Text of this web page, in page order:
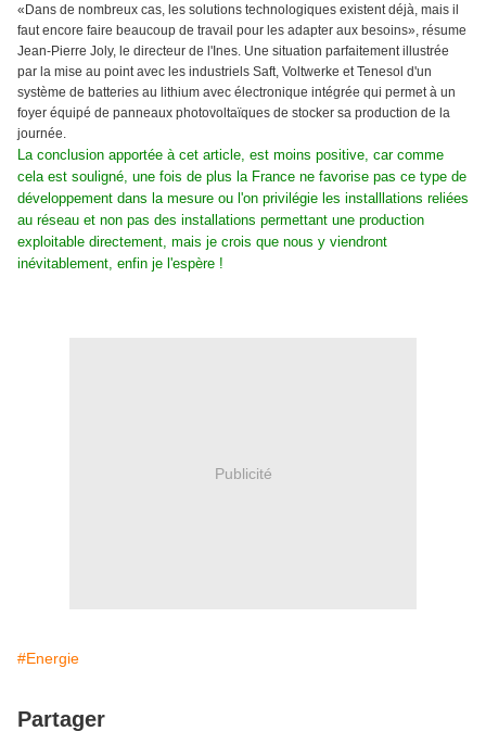
«Dans de nombreux cas, les solutions technologiques existent déjà, mais il
faut encore faire beaucoup de travail pour les adapter aux besoins», résume
Jean-Pierre Joly, le directeur de l'Ines. Une situation parfaitement illustrée
par la mise au point avec les industriels Saft, Voltwerke et Tenesol d'un
système de batteries au lithium avec électronique intégrée qui permet à un
foyer équipé de panneaux photovoltaïques de stocker sa production de la
journée.
La conclusion apportée à cet article, est moins positive, car comme
cela est souligné, une fois de plus la France ne favorise pas ce type de
développement dans la mesure ou l'on privilégie les installlations reliées
au réseau et non pas des installations permettant une production
exploitable directement, mais je crois que nous y viendront
inévitablement, enfin je l'espère !
Publicité
#Energie
Partager